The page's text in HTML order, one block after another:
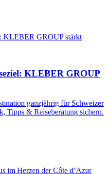
KLEBER GROUP
ganzjährig für Schweizer
Tipps & Reiseberatung sichern.